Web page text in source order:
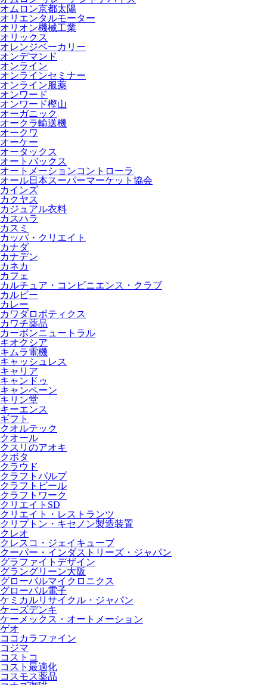
オムロン京都太陽
オリエンタルモーター
オリオン機械工業
オリックス
オレンジベーカリー
オンデマンド
オンライン
オンラインセミナー
オンライン服薬
オンワード
オンワード樫山
オーガニック
オークラ輸送機
オークワ
オーケー
オータックス
オートバックス
オートメーションコントローラ
オール日本スーパーマーケット協会
カインズ
カクヤス
カジュアル衣料
カスハラ
カスミ
カッパ・クリエイト
カナダ
カナデン
カネカ
カフェ
カルチュア・コンビニエンス・クラブ
カルビー
カレー
カワダロボティクス
カワチ薬品
カーボンニュートラル
キオクシア
キムラ電機
キャッシュレス
キャリア
キャンドゥ
キャンペーン
キリン堂
キーエンス
ギフト
クオルテック
クオール
クスリのアオキ
クボタ
クラウド
クラフトパルプ
クラフトビール
クラフトワーク
クリエイトSD
クリエイト・レストランツ
クリプトン・キセノン製造装置
クレオ
クレスコ・ジェイキューブ
クーパー・インダストリーズ・ジャパン
グラファイトデザイン
グラングリーン大阪
グローバルマイクロニクス
グローバル電子
ケミカルリサイクル・ジャパン
ケーズデンキ
ケーメックス・オートメーション
ゲオ
ココカラファイン
コジマ
コストコ
コスト最適化
コスモス薬品